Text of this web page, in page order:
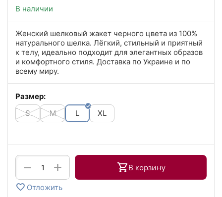
В наличии
Женский шелковый жакет черного цвета из 100%
натурального шелка. Лёгкий, стильный и приятный
к телу, идеально подходит для элегантных образов
и комфортного стиля. Доставка по Украине и по
всему миру.
Размер:
S
M L XL
+
− В корзину
Отложить